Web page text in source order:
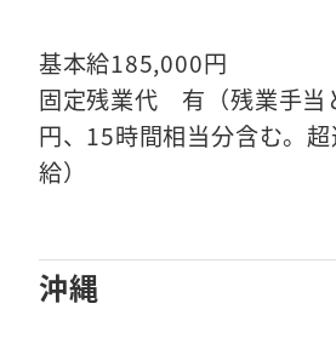
基本給185,000円
固定残業代 有（残業手当
円、15時間相当分含む。
給）
沖縄